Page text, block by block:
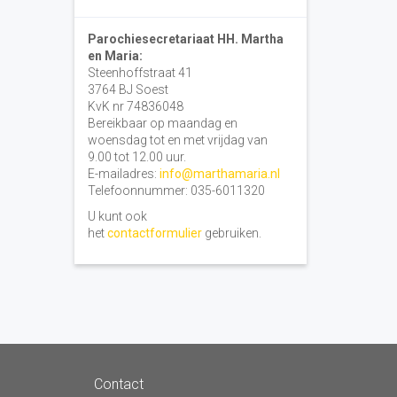
Parochiesecretariaat HH. Martha
en Maria:
Steenhoffstraat 41
3764 BJ Soest
KvK nr 74836048
Bereikbaar op maandag en
woensdag tot en met vrijdag van
9.00 tot 12.00 uur.
E-mailadres: info@marthamaria.nl
Telefoonnummer: 035-6011320
U kunt ook
hetcontactformuliergebruiken.
Contact